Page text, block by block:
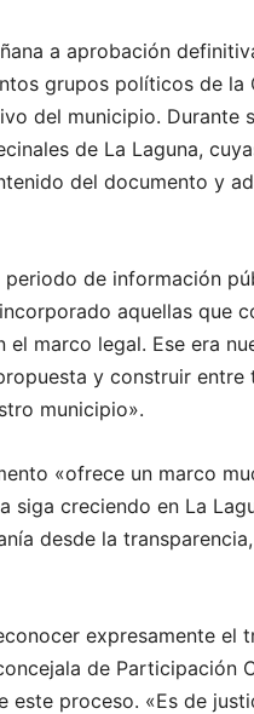
a aprobación
grupos políticos de
del municipio. Durante
de La Laguna,
del documento y
de información
aquellas que
marco legal. Ese era
y construir
municipio».
«ofrece un marco
siga creciendo en La
desde la
expresamente el
de Participación
este proceso. «Es de